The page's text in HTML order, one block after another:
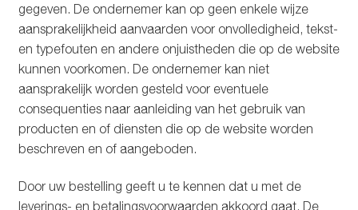
gegeven. De ondernemer kan op geen enkele wijze
aansprakelijkheid aanvaarden voor onvolledigheid, tekst-
en typefouten en andere onjuistheden die op de website
kunnen voorkomen. De ondernemer kan niet
aansprakelijk worden gesteld voor eventuele
consequenties naar aanleiding van het gebruik van
producten en of diensten die op de website worden
beschreven en of aangeboden.
Door uw bestelling geeft u te kennen dat u met de
leverings- en betalingsvoorwaarden akkoord gaat. De